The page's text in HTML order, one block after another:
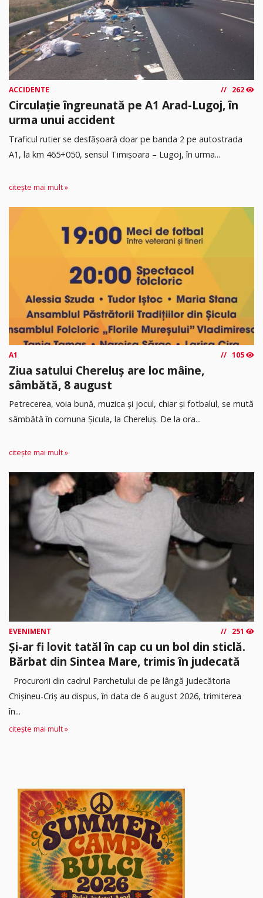
ACCIDENTE 262
Circulație îngreunată pe A1 Arad-Lugoj, în
urma unui accident
Traficul rutier se desfășoară doar pe banda 2 pe autostrada
A1, la km 465+050, sensul Timişoara – Lugoj, în urma...
citește mai mult »
A1 105
Ziua satului Chereluș are loc mâine,
sâmbătă, 8 august
Petrecerea, voia bună, muzica și jocul, chiar și fotbalul, se mută
sâmbătă în comuna Șicula, la Chereluș. De la ora...
citește mai mult »
EVENIMENT 251
Și-ar fi lovit tatăl în cap cu un bol din sticlă.
Bărbat din Sintea Mare, trimis în judecată
Procurorii din cadrul Parchetului de pe lângă Judecătoria
Chișineu-Criș au dispus, în data de 6 august 2026, trimiterea
în...
citește mai mult »